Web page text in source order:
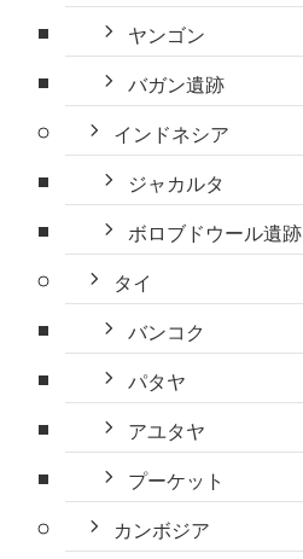
ヤンゴン
バガン遺跡
インドネシア
ジャカルタ
ボロブドウール遺跡
タイ
バンコク
パタヤ
アユタヤ
プーケット
カンボジア